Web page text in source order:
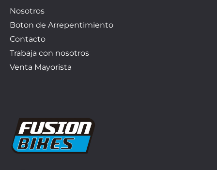
Nosotros
Boton de Arrepentimiento
Contacto
Trabaja con nosotros
Venta Mayorista